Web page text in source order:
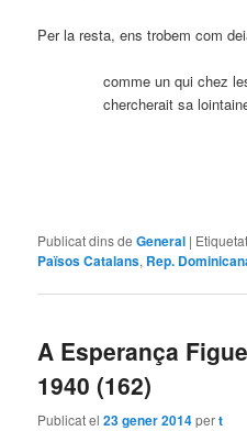
Per la resta, ens trobem com
comme un qui chez
chercherait sa
Publicat dins de General |
Països Catalans, Rep.
A Esperança
1940 (162)
Publicat el23 gener 2014pert